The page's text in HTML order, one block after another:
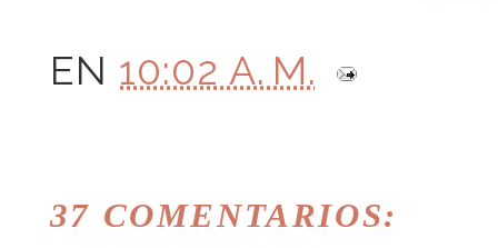
EN 10:02 A. M.
37 COMENTARIOS: